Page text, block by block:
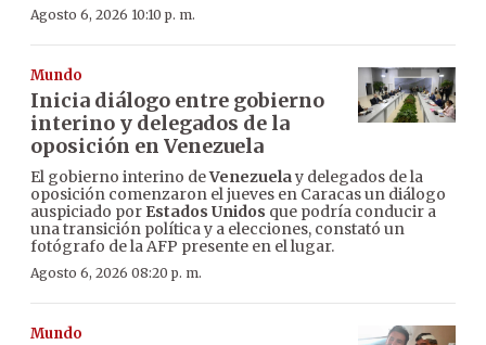
Agosto 6, 2026 10:10 p. m.
Mundo
Inicia diálogo entre gobierno
interino y delegados de la
oposición en Venezuela
El gobierno interino deVenezuelay delegados de la
oposición comenzaron el jueves en Caracas un diálogo
auspiciado por Estados Unidos que podría conducir a
una transición política y a elecciones, constató un
fotógrafo de la AFP presente en el lugar.
Agosto 6, 2026 08:20 p. m.
Mundo